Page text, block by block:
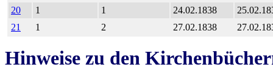
20
1 1 24.02.1838
21
1 2 27.02.1838
Hinweise zu den